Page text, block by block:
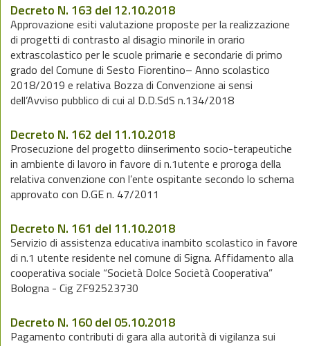
Decreto N. 163 del 12.10.2018
Approvazione esiti valutazione proposte per la realizzazione
di progetti di contrasto al disagio minorile in orario
extrascolastico per le scuole primarie e secondarie di primo
grado del Comune di Sesto Fiorentino– Anno scolastico
2018/2019 e relativa Bozza di Convenzione ai sensi
dell’Avviso pubblico di cui al D.D.SdS n.134/2018
Decreto N. 162 del 11.10.2018
Prosecuzione del progetto diinserimento socio-terapeutiche
in ambiente di lavoro in favore di n.1utente e proroga della
relativa convenzione con l’ente ospitante secondo lo schema
approvato con D.GE n. 47/2011
Decreto N. 161 del 11.10.2018
Servizio di assistenza educativa inambito scolastico in favore
di n.1 utente residente nel comune di Signa. Affidamento alla
cooperativa sociale “Società Dolce Società Cooperativa”
Bologna - Cig ZF92523730
Decreto N. 160 del 05.10.2018
Pagamento contributi di gara alla autorità di vigilanza sui